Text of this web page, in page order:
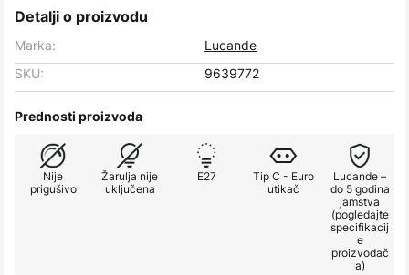
Detalji o proizvodu
Marka:
Lucande
SKU:
9639772
Prednosti proizvoda
Nije
prigušivo
Žarulja nije
uključena
E27
Tip C - Euro
utikač
Lucande –
do 5 godina
jamstva
(pogledajte
specifikacij
e
proizvođač
a)